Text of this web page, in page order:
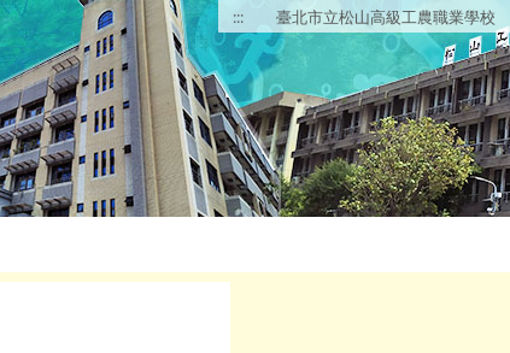
::: 臺北市立松山高級工農職業學校